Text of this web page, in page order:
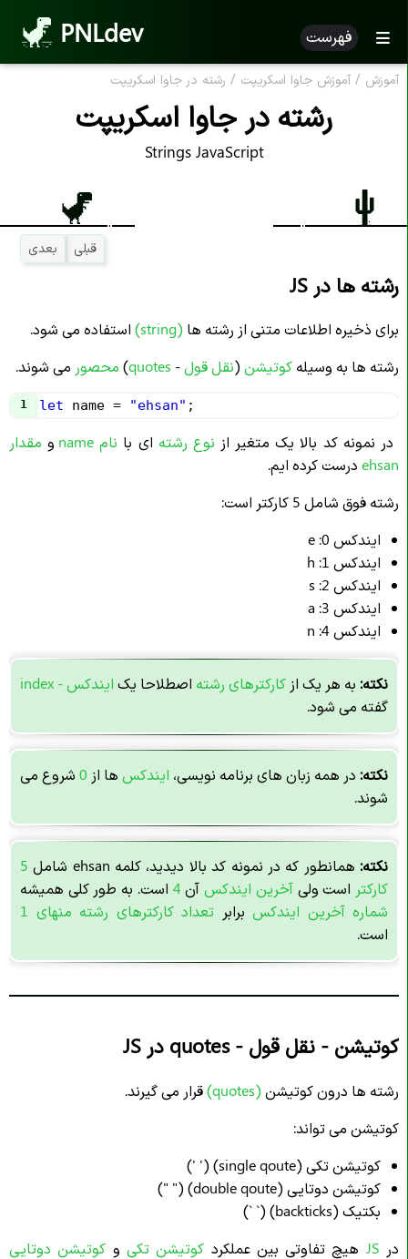
PNLdev فهرست
آموزش / آموزش جاوا اسکریپت / رشته در جاوا اسکریپت
رشته در جاوا اسکریپت
Strings JavaScript
قبلی بعدی
رشته ها در JS
برای ذخیره اطلاعات متنی از رشته ها (
string
) استفاده می شود.
رشته ها به وسیله کوتیشن (نقل قول -
quotes
) محصور می شوند.
1 let name = "ehsan" ;
در نمونه کد بالا یک متغیر از نوع رشته ای با نام name و مقدار
ehsan درست کرده ایم.
رشته فوق شامل 5 کارکتر است:
ایندکس 0: e
ایندکس 1: h
ایندکس 2: s
ایندکس 3: a
ایندکس 4: n
نکته: به هر یک از کارکترهای رشته اصطلاحا یک ایندکس - index
گفته می شود.
نکته: در همه زبان های برنامه نویسی، ایندکس ها از 0 شروع می
شوند.
نکته: همانطور که در نمونه کد بالا دیدید، کلمه ehsan شامل
5
کارکتر است ولیآخرین ایندکس آن 4 است. به طور کلی همیشه
شماره آخرین ایندکس برابر تعداد کارکترهای رشته منهای 1
است.
کوتیشن - نقل قول - quotes در JS
رشته ها درون کوتیشن (
quotes
)قرار می گیرند.
کوتیشن می تواند:
کوتیشن تکی (single qoute) (' ')
کوتیشن دوتایی (double qoute) (" ")
بکتیک (backticks) (` `)
در JS هیچ تفاوتی بین عملکرد کوتیشن تکی و کوتیشن دوتایی